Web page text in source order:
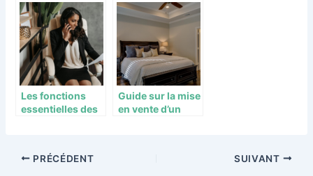
maison
entre economie
d’energie et
elegance pour
votre maison
Les fonctions
essentielles des
Guide sur la mise
en vente d’un
PRÉCÉDENT SUIVANT